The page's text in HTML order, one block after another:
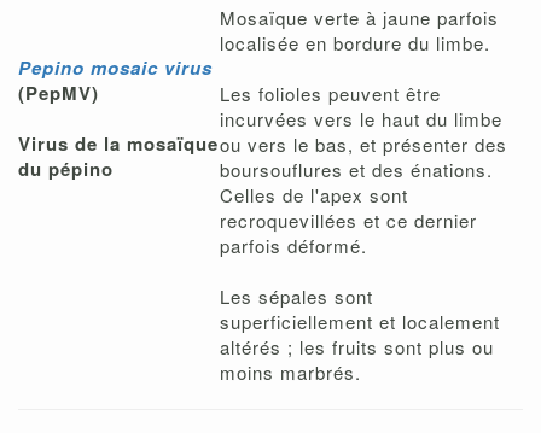
Pepino mosaic virus
(PepMV)
Virus de la mosaïque
du pépino
Mosaïque verte à jaune parfois
localisée en bordure du limbe.
Les folioles peuvent être
incurvées vers le haut du limbe
ou vers le bas, et présenter des
boursouflures et des énations.
Celles de l'apex sont
recroquevillées et ce dernier
parfois déformé.
Les sépales sont
superficiellement et localement
altérés ; les fruits sont plus ou
moins marbrés.